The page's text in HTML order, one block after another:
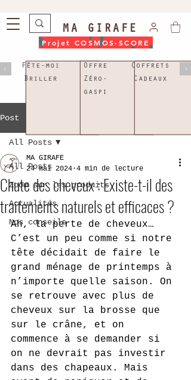
Fête-moi
Briller
Offre
Zéro-
gaspi
Coffrets
Cadeaux
MA GIRAFE
Projet COSMOS-SCORE
Post
All Posts
Zoom sur les produits
Actualités
Nos conseils
All Posts
Chute des cheveux : Existe-t-il des
traitements naturels et efficaces ?
MA GIRAFE
24 mai 2024 4 min de lecture
Ah, la perte de cheveux…
C’est un peu comme si notre
tête décidait de faire le
grand ménage de printemps à
n’importe quelle saison. On
se retrouve avec plus de
cheveux sur la brosse que
sur le crâne, et on
commence à se demander si
on ne devrait pas investir
dans des chapeaux. Mais